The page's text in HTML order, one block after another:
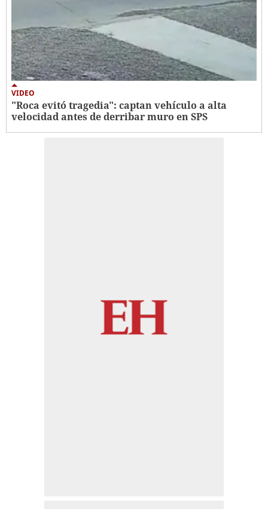
VIDEO
"Roca evitó tragedia": captan vehículo a alta
velocidad antes de derribar muro en SPS